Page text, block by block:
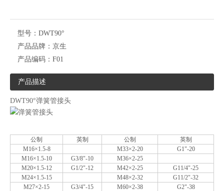
型号： DWT90°
产品品牌： 京生
产品编码： F01
产品描述
DWT90°弹簧管接头
公制 英制 公制
英制
M16×1.5-8
M33×2-20
G1"-20
M16×1.5-10
G3/8"-10
M36×2-25
M20×1.5-12
G1/2"-12 M42×2-25
G11/4"-25
M24×1.5-15
M48×2-32
G11/2"-32
M27×2-15
G3/4"-15 M60×2-38
G2"-38